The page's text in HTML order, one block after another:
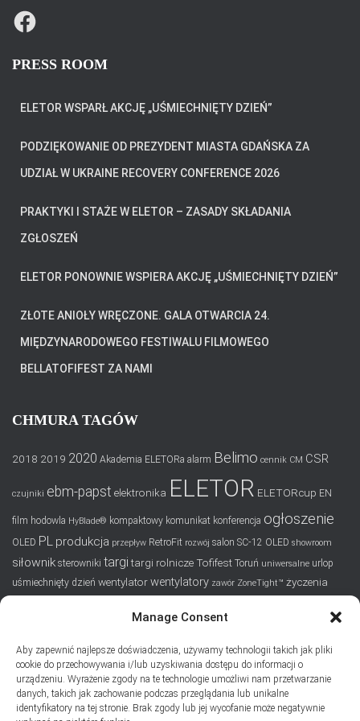
Manage Consent
Aby zapewnić najlepsze doświadczenia, używamy technologii takich jak pliki
cookie do przechowywania i/lub uzyskiwania dostępu do informacji o
urządzeniu. Wyrażenie zgody na te technologie umożliwi nam przetwarzanie
danych, takich jak zachowanie podczas przeglądania lub unikalne
identyfikatory na tej stronie. Brak zgody lub jej wycofanie może negatywnie
F
A
B
O
PRESS ROOM
ELETOR WSPARŁ AKCJĘ „UŚMIECHNIĘTY DZIEŃ”
PODZIĘKOWANIE OD PREZYDENT MIASTA GDAŃSKA ZA
UDZIAŁ W UKRAINE RECOVERY CONFERENCE 2026
PRAKTYKI I STAŻE W ELETOR – ZASADY SKŁADANIA
ZGŁOSZEŃ
ELETOR PONOWNIE WSPIERA AKCJĘ „UŚMIECHNIĘTY DZIEŃ”
ZŁOTE ANIOŁY WRĘCZONE. GALA OTWARCIA 24.
MIĘDZYNARODOWEGO FESTIWALU FILMOWEGO
BELLATOFIFEST ZA NAMI
CHMURA TAGÓW
2018 2019 2020 Akademia ELETORa alarm Belimo cennik CM CSR
czujniki ebm-papst elektronika ELETOR ELETORcup EN
film hodowla HyBlade® kompaktowy komunikat konferencja ogłoszenie
OLED PL produkcja przepływ RetroFit rozwój salon SC-12 OLED showroom
siłownik sterowniki targi targi rolniczeTofifest Toruń uniwersalne urlop
uśmiechnięty dzień wentylatorwentylatory zawór ZoneTight™ życzenia
Dodaj swój adres e-mail, jeśli chciał(a)byś otrzymywać informacje
o nowych wpisach na blogu
Email